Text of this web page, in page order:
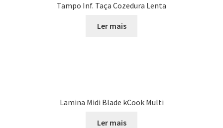
Tampo Inf. Taça Cozedura Lenta
Ler mais
Lamina Midi Blade kCook Multi
Ler mais